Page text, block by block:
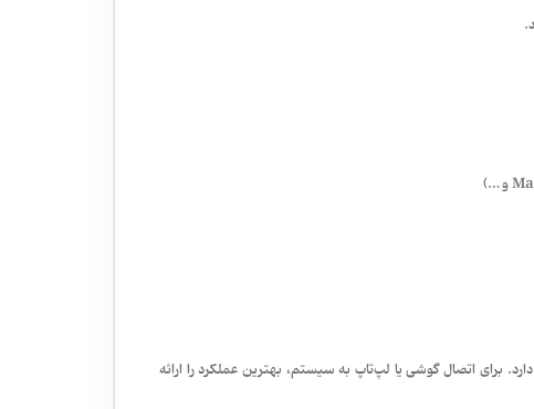
برای اتصال گوشی یا لپ‌تاپ به سیستم، بهترین عملکرد را ارائه